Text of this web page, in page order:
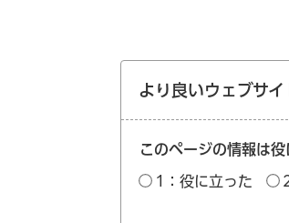
より良いウェブサ
このページの情報は役
1：役に立った